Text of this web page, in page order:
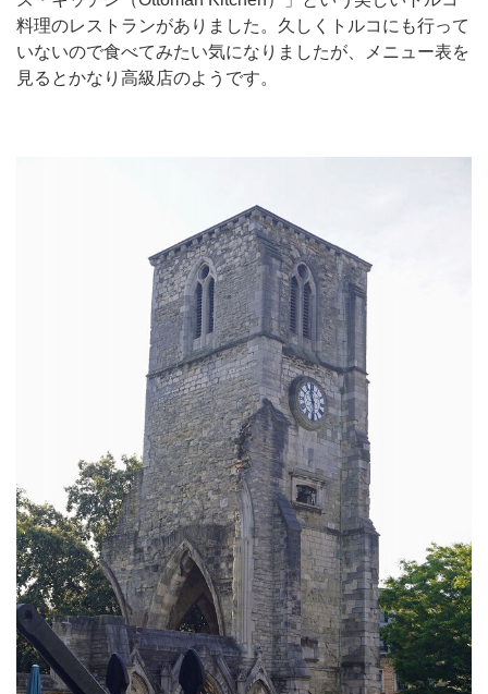
料理のレストランがありました。久しくトルコにも行って
いないので食べてみたい気になりましたが、メニュー表を
見るとかなり高級店のようです。